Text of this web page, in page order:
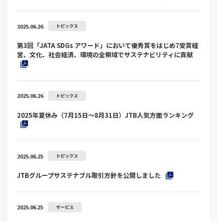
2025.06.26 トピックス
第3回「JATA SDGs アワード」において優秀賞をはじめ7受賞経
営、文化、社会経済、環境の全領域でサステナビリティに貢献
2025.06.26 トピックス
2025年夏休み（7月15日～8月31日）JTB人気方面ランキング
2025.06.25 トピックス
JTBグループサステナブル取引方針を公開しました
2025.06.25 サービス